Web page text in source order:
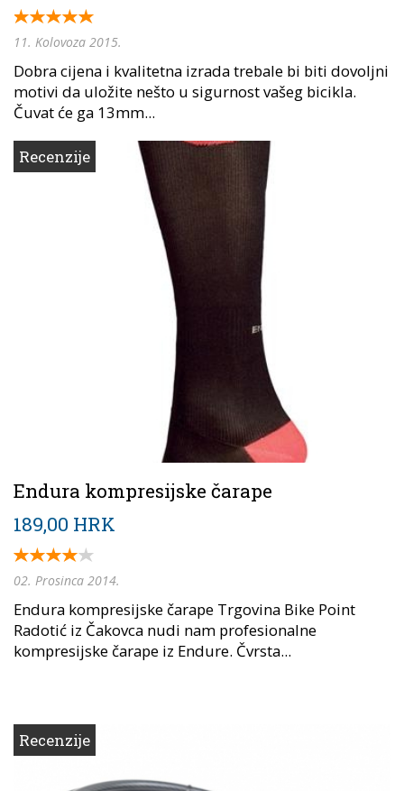
11. Kolovoza 2015.
Dobra cijena i kvalitetna izrada trebale bi biti dovoljni
motivi da uložite nešto u sigurnost vašeg bicikla.
Čuvat će ga 13mm...
Recenzije
Endura kompresijske čarape
189,00 HRK
02. Prosinca 2014.
Endura kompresijske čarape Trgovina Bike Point
Radotić iz Čakovca nudi nam profesionalne
kompresijske čarape iz Endure. Čvrsta...
Recenzije